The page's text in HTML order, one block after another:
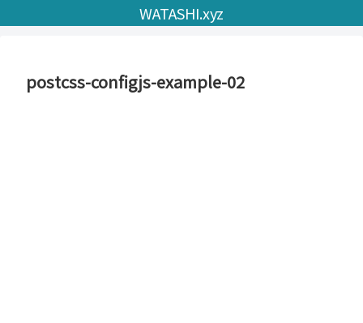
WATASHI.xyz
postcss-configjs-example-02